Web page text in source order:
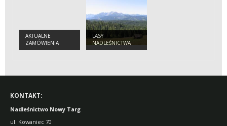
AKTUALNE
ZAMÓWIENIA
LASY
NADLEŚNICTWA
KONTAKT:
Nadleśnictwo Nowy Targ
ul. Kowaniec 70